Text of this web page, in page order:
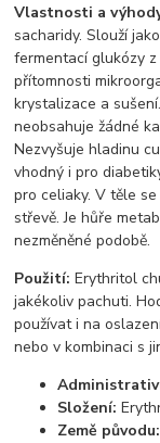
Vlastnosti a
sacharidy. Slouží
fermentací glukózy
přítomnosti
krystalizace a
neobsahuje žádné
Nezvyšuje hladinu
vhodný i pro
pro celiaky. V těle
střevě. Je hůře
nezměněné podobě.
Použití: Erythritol
jakékoliv pachuti.
používat i na
nebo v kombinaci s
Složení:
Země původu: